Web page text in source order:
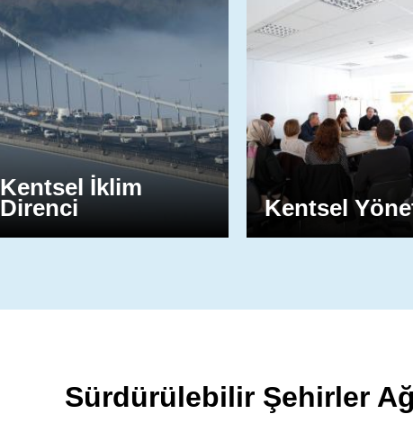
Kentsel İklim
Direnci Kentsel
Sürdürülebilir Şehirler